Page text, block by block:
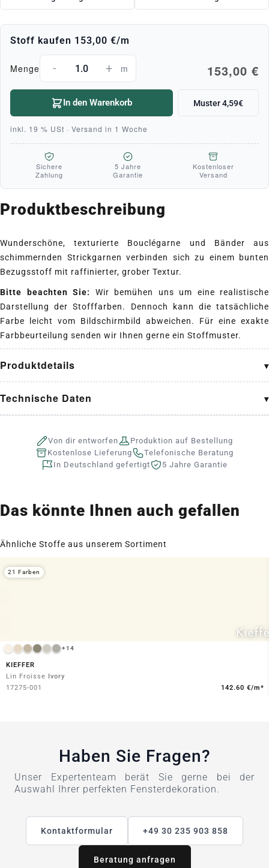
Stoff kaufen 153,00 €/m
Menge - + m 153,00 €
In den Warenkorb Muster 4,59€
inkl. 19 % USt · Versand in 1 Woche
Sichere
Zahlung
5 Jahre
Garantie
Kostenloser
Versand
Produktbeschreibung
Wunderschöne, texturierte Bouclégarne und Bänder aus
schimmernden Strickgarnen verbinden sich zu einem bunten
Bezugsstoff mit raffinierter, grober Textur.
Bitte beachten Sie:
Wir bemühen uns um eine realistische
Darstellung der Stofffarben. Dennoch kann die tatsächliche
Farbe leicht vom Bildschirmbild abweichen. Für eine exakte
Farbbeurteilung senden wir Ihnen gerne ein Stoffmuster.
Produktdetails
Technische Daten
Von dir entworfen
Produktion auf Bestellung
Kostenlose Lieferung
Telefonische Beratung
In Deutschland gefertigt
5 Jahre Garantie
Das könnte Ihnen auch gefallen
Ähnliche Stoffe aus unserem Sortiment
+14
KIEFFER
Lin Froisse
Ivory
17275-001
142.60 €/m*
21 Farben
Haben Sie Fragen?
Unser Expertenteam berät Sie gerne bei der
Auswahl Ihrer perfekten Fensterdekoration.
Kontaktformular +49 30 235 903 858
Beratung anfragen